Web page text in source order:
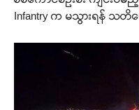
Infantry က မသွားရန် သတိ